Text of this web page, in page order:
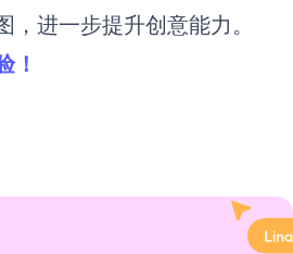
，进一步提升创意能力 。
！